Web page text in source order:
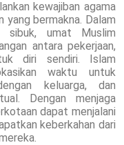
kewajiban agama
yang bermakna. Dalam
sibuk, umat Muslim
antara pekerjaan,
diri sendiri. Islam
waktu untuk
keluarga, dan
Dengan menjaga
dapat menjalani
keberkahan dari